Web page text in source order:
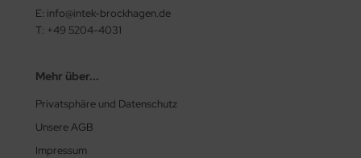
E: info@intek-brockhagen.de
T: +49 5204-4031
Mehr über...
Privatsphäre und Datenschutz
Unsere AGB
Impressum